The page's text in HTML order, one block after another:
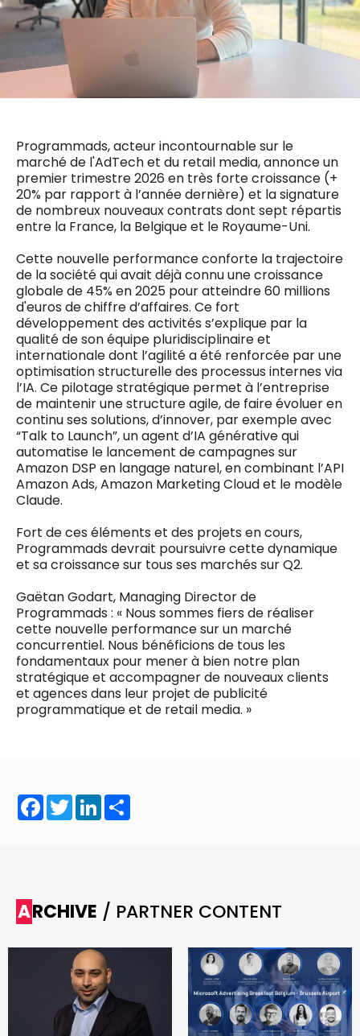
Programmads, acteur incontournable sur le
marché de l'AdTech et du retail media, annonce un
premier trimestre 2026 en très forte croissance (+
20% par rapport à l’année dernière) et la signature
de nombreux nouveaux contrats dont sept répartis
entre la France, la Belgique et le Royaume-Uni.
Cette nouvelle performance conforte la trajectoire
de la société qui avait déjà connu une croissance
globale de 45% en 2025 pour atteindre 60 millions
d'euros de chiffre d’affaires. Ce fort
développement des activités s’explique par la
qualité de son équipe pluridisciplinaire et
internationale dont l’agilité a été renforcée par une
optimisation structurelle des processus internes via
l’IA. Ce pilotage stratégique permet à l’entreprise
de maintenir une structure agile, de faire évoluer en
continu ses solutions, d’innover, par exemple avec
“Talk to Launch”, un agent d’IA générative qui
automatise le lancement de campagnes sur
Amazon DSP en langage naturel, en combinant l’API
Amazon Ads, Amazon Marketing Cloud et le modèle
Claude.
Fort de ces éléments et des projets en cours,
Programmads devrait poursuivre cette dynamique
et sa croissance sur tous ses marchés sur Q2.
Gaëtan Godart, Managing Director de
Programmads : « Nous sommes fiers de réaliser
cette nouvelle performance sur un marché
concurrentiel. Nous bénéficions de tous les
fondamentaux pour mener à bien notre plan
stratégique et accompagner de nouveaux clients
et agences dans leur projet de publicité
programmatique et de retail media. »
Facebook
TwitterLinkedIn
ARCHIVE / PARTNER CONTENT
0498 88 64 89
f.bouchar@mm.be
Chief Editor
Griet Byl
0475 97 12 57
Chief Editor
Damien Lemaire
0477 37 31 65
d.lemaire@mm.be
VALIDER
NOTRE CONTENU DIGITAL :
5 x week
MM e - News
1 x week
MM Brunch
1 x week
MM Tech
10 x year
MM Best of
Research
10 x year
MM Blue
MM Magazine
(digital)
Des questions ?